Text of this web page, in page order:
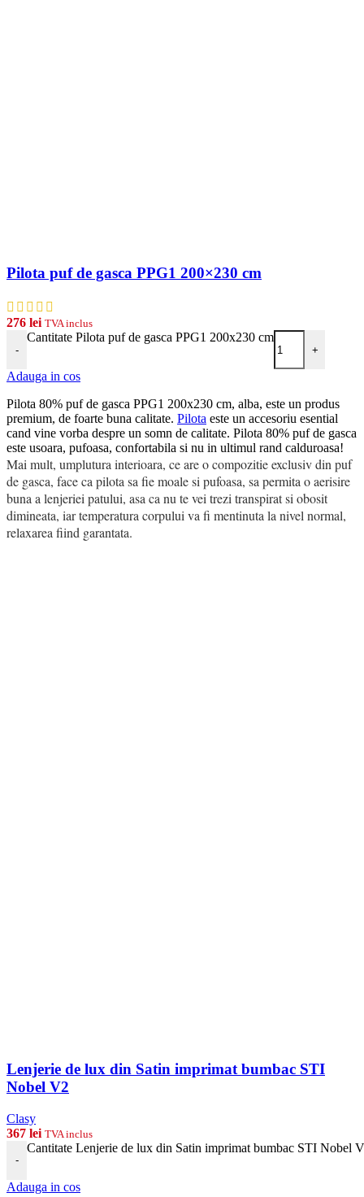
Pilota puf de gasca PPG1 200×230 cm
276 lei TVA inclus
-
Cantitate Pilota puf de gasca PPG1 200x230 cm
+
Adauga in cos
Pilota 80% puf de gasca PPG1 200x230 cm, alba, este un produs
premium, de foarte buna calitate. Pilota este un accesoriu esential
cand vine vorba despre un somn de calitate. Pilota 80% puf de gasca
este usoara, pufoasa, confortabila si nu in ultimul rand calduroasa!
Mai mult, umplutura interioara, ce are o compozitie exclusiv din puf
de gasca, face ca pilota sa fie moale si pufoasa, sa permita o aerisire
buna a lenjeriei patului, asa ca nu te vei trezi transpirat si obosit
dimineata, iar temperatura corpului va fi mentinuta la nivel normal,
relaxarea fiind garantata.
Lenjerie de lux din Satin imprimat bumbac STI
Nobel V2
Clasy
367 lei TVA inclus
-
Cantitate Lenjerie de lux din Satin imprimat bumbac STI Nobel
Adauga in cos